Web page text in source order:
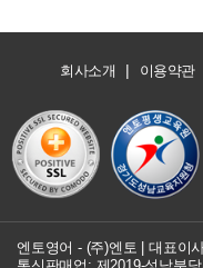
회사소개 | 이용약관
엔토영어 - (주)엔토 | 대표이